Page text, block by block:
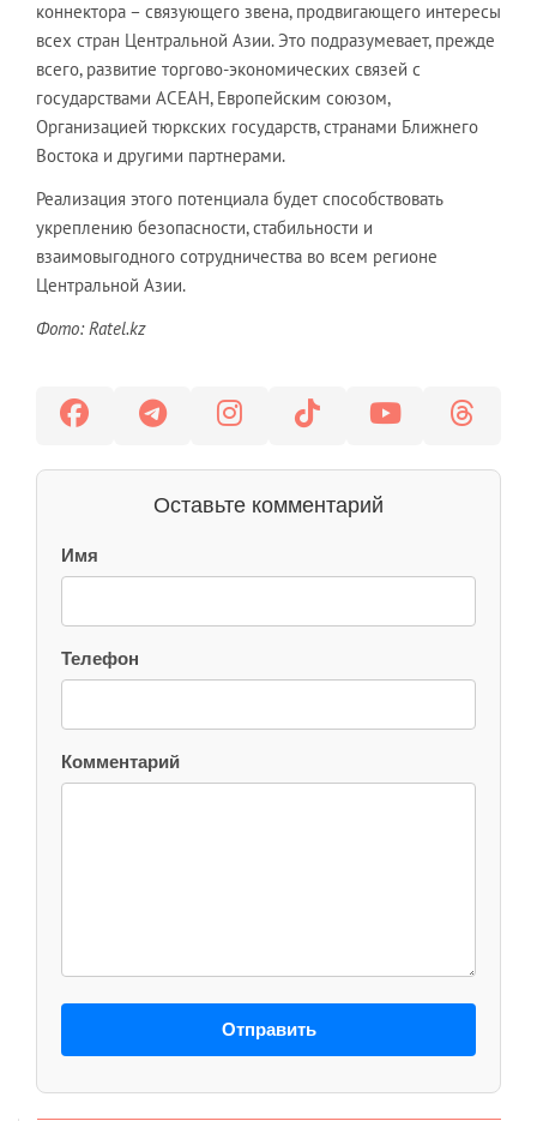
коннектора – связующего звена, продвигающего интересы
всех стран Центральной Азии. Это подразумевает, прежде
всего, развитие торгово-экономических связей с
государствами АСЕАН, Европейским союзом,
Организацией тюркских государств, странами Ближнего
Востока и другими партнерами.
Реализация этого потенциала будет способствовать
укреплению безопасности, стабильности и
взаимовыгодного сотрудничества во всем регионе
Центральной Азии.
Фото: Ratel.kz
Оставьте комментарий
Имя
Телефон
Комментарий
Отправить